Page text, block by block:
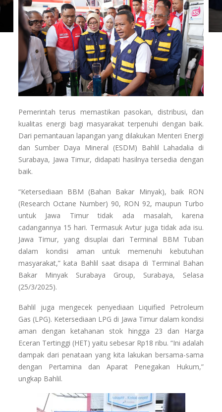
Pemerintah terus memastikan pasokan, distribusi, dan
kualitas energi bagi masyarakat terpenuhi dengan baik.
Dari pemantauan lapangan yang dilakukan Menteri Energi
dan Sumber Daya Mineral (ESDM) Bahlil Lahadalia di
Surabaya, Jawa Timur, didapati hasilnya tersedia dengan
baik.
“Ketersediaan BBM (Bahan Bakar Minyak), baik RON
(Research Octane Number) 90, RON 92, maupun Turbo
untuk Jawa Timur tidak ada masalah, karena
cadangannya 15 hari. Termasuk Avtur juga tidak ada isu.
Jawa Timur, yang disuplai dari Terminal BBM Tuban
dalam kondisi aman untuk memenuhi kebutuhan
masyarakat,” kata Bahlil saat disapa di Terminal Bahan
Bakar Minyak Surabaya Group, Surabaya, Selasa
(25/3/2025).
Bahlil juga mengecek penyediaan Liquified Petroleum
Gas (LPG). Ketersediaan LPG di Jawa Timur dalam kondisi
aman dengan ketahanan stok hingga 23 dan Harga
Eceran Tertinggi (HET) yaitu sebesar Rp18 ribu. “Ini adalah
dampak dari penataan yang kita lakukan bersama-sama
dengan Pertamina dan Aparat Penegakan Hukum,”
ungkap Bahlil.